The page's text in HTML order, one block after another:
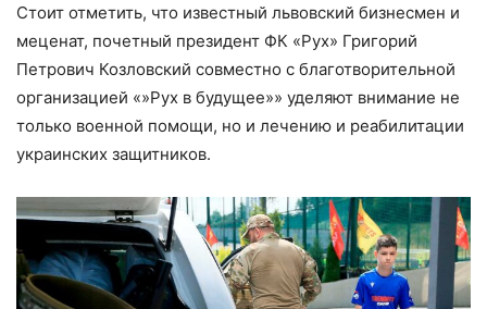
Стоит отметить, что известный львовский бизнесмен и
меценат, почетный президент ФК «Рух» Григорий
Петрович Козловский совместно с благотворительной
организацией «»Рух в будущее»» уделяют внимание не
только военной помощи, но и лечению и реабилитации
украинских защитников.